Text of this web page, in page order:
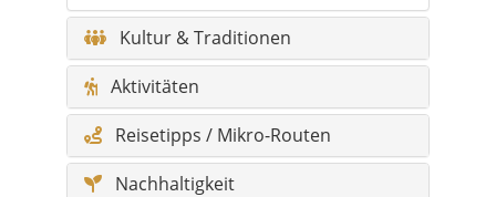
Kultur & Traditionen
Aktivitäten
Reisetipps / Mikro-Routen
Nachhaltigkeit